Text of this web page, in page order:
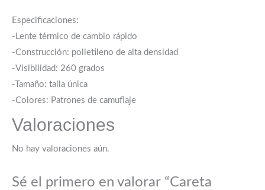
Especificaciones:
-Lente térmico de cambio rápido
-Construcción: polietileno de alta densidad
-Visibilidad: 260 grados
-Tamaño: talla única
-Colores: Patrones de camuflaje
Valoraciones
No hay valoraciones aún.
Sé el primero en valorar “Careta